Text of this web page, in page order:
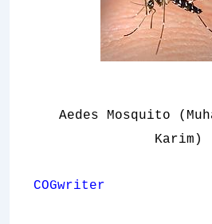
Aedes Mosquito
Karim)
COGwriter